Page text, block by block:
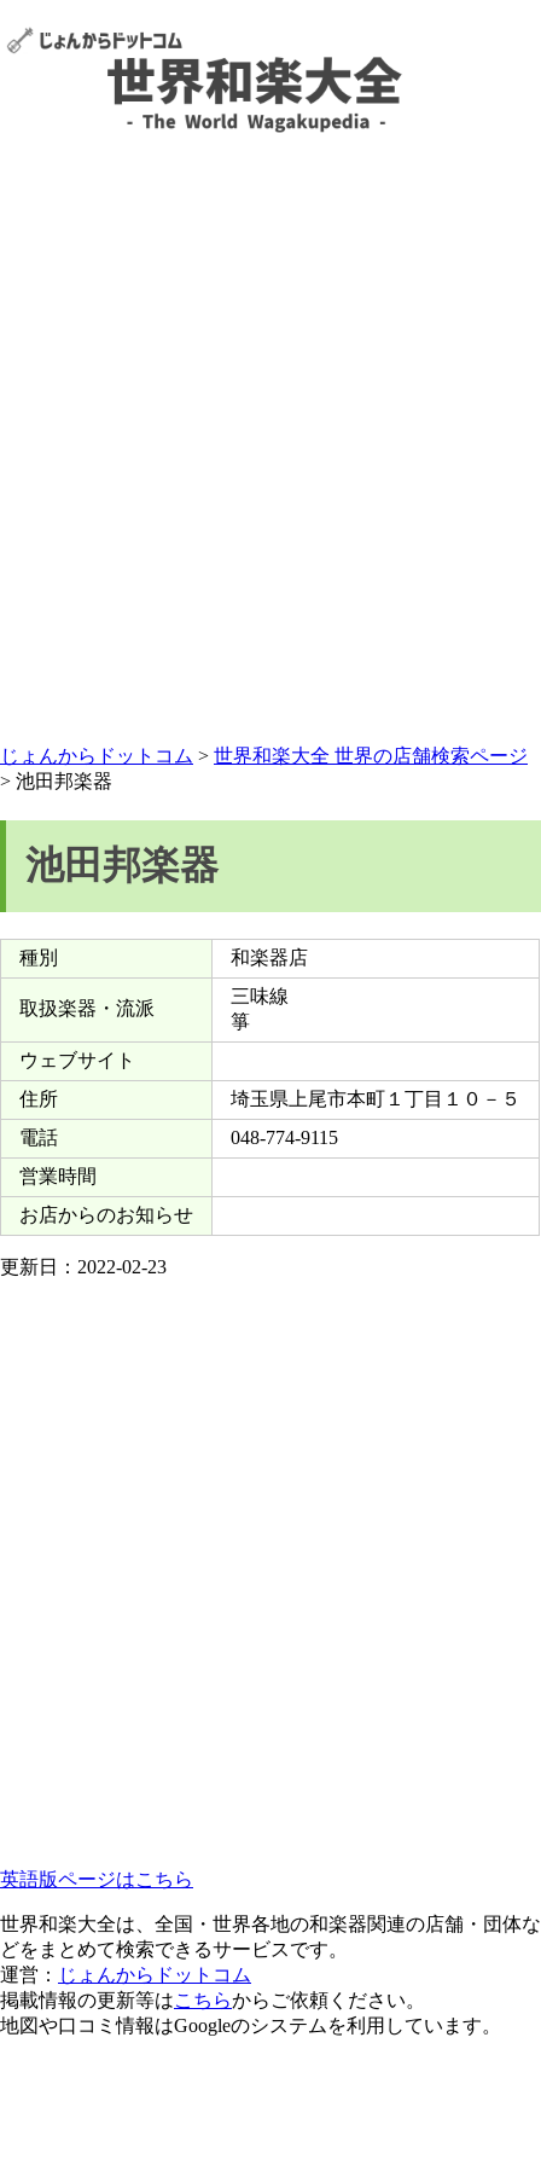
じょんからドットコム > 世界和楽大全 世界の店舗検索ページ
> 池田邦楽器
池田邦楽器
種別 和楽器店
取扱楽器・流派
三味線
箏
ウェブサイト
住所
埼玉県上尾市本町１丁目１０－５
電話
048-774-9115
営業時間
お店からのお知らせ
更新日：2022-02-23
英語版ページはこちら
世界和楽大全は、全国・世界各地の和楽器関連の店舗・団体な
どをまとめて検索できるサービスです。
運営： じょんからドットコム
掲載情報の更新等はこちらからご依頼ください。
地図や口コミ情報はGoogleのシステムを利用しています。